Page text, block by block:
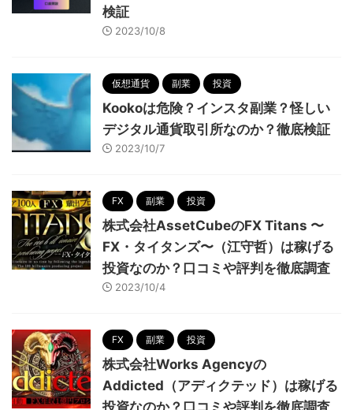
検証
2023/10/8
仮想通貨 副業 投資
Kookoは危険？インスタ副業？怪しい
デジタル通貨取引所なのか？徹底検証
2023/10/7
FX 副業 投資
株式会社AssetCubeのFX Titans 〜
FX・タイタンズ〜（江守哲）は稼げる
投資なのか？口コミや評判を徹底調査
2023/10/4
FX 副業 投資
株式会社Works Agencyの
Addicted（アディクテッド）は稼げる
投資なのか？口コミや評判を徹底調査